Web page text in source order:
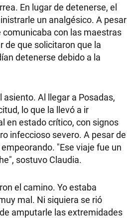
En lugar de detenerse, el
un analgésico. A pesar
con las maestras
de que solicitaron que la
detenerse debido a la
Al llegar a Posadas,
lo que la llevó a ir
en estado crítico, con signos
infeccioso severo. A pesar de
"Ese viaje fue un
sostuvo Claudia.
el camino. Yo estaba
mal. Ni siquiera se rió
amputarle las extremidades